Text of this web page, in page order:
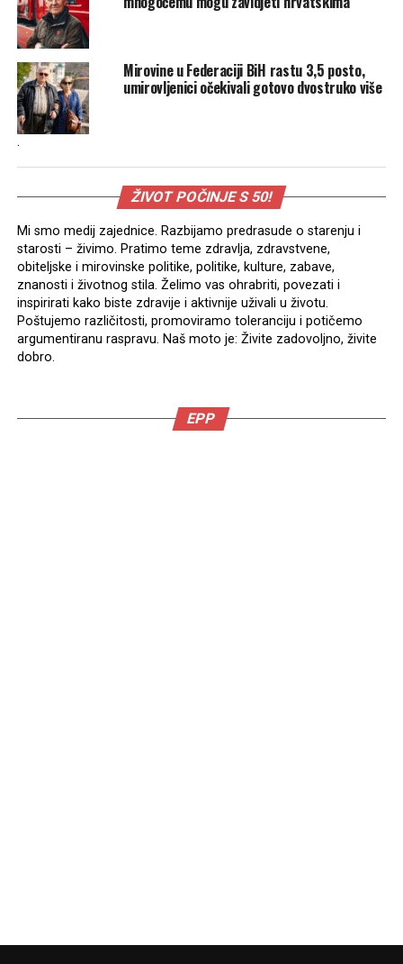
Mirovine u Federaciji BiH rastu 3,5 posto,
umirovljenici očekivali gotovo dvostruko više
.
ŽIVOT POČINJE S 50!
Mi smo medij zajednice. Razbijamo predrasude o starenju i
starosti – živimo. Pratimo teme zdravlja, zdravstvene,
obiteljske i mirovinske politike, politike, kulture, zabave,
znanosti i životnog stila. Želimo vas ohrabriti, povezati i
inspirirati kako biste zdravije i aktivnije uživali u životu.
Poštujemo različitosti, promoviramo toleranciju i potičemo
argumentiranu raspravu. Naš moto je: Živite zadovoljno, živite
dobro.
EPP